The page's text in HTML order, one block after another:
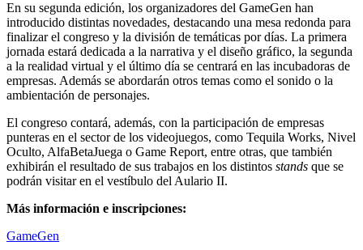
En su segunda edición, los organizadores del GameGen han
introducido distintas novedades, destacando una mesa redonda para
finalizar el congreso y la división de temáticas por días. La primera
jornada estará dedicada a la narrativa y el diseño gráfico, la segunda
a la realidad virtual y el último día se centrará en las incubadoras de
empresas. Además se abordarán otros temas como el sonido o la
ambientación de personajes.
El congreso contará, además, con la participación de empresas
punteras en el sector de los videojuegos, como Tequila Works, Nivel
Oculto, AlfaBetaJuega o Game Report, entre otras, que también
exhibirán el resultado de sus trabajos en los distintos stands que se
podrán visitar en el vestíbulo del Aulario II.
Más información e inscripciones:
GameGen